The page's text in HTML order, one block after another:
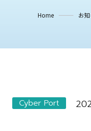
Home お
Cyber Port